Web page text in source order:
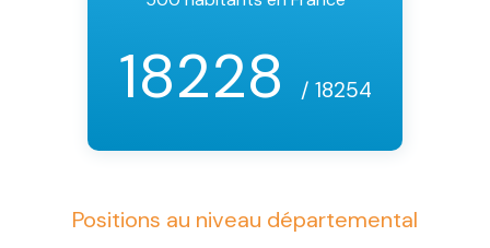
18228 / 18254
Positions au niveau départemental